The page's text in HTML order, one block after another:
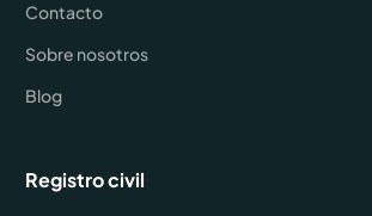
Contacto
Sobre nosotros
Blog
Registro civil